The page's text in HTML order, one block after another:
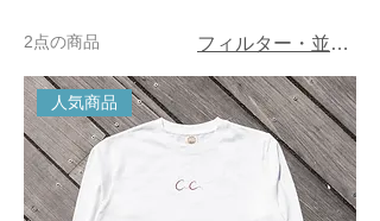
2点の商品 フィルター・並び替え
人気商品